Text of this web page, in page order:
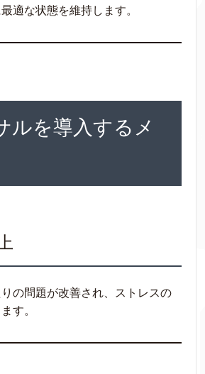
適な状態を維持します。
ルを導入するメ
の問題が改善され、ストレスの
す。